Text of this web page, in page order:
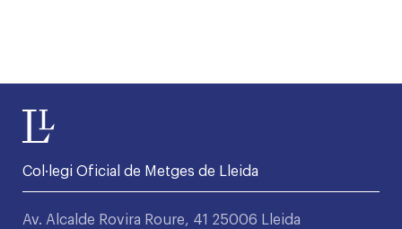
Col·legi Oficial de Metges de Lleida
Av. Alcalde Rovira Roure, 41 25006 Lleida